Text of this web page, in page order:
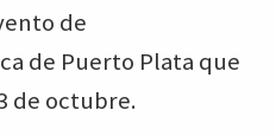
de
de Puerto Plata que
de octubre.